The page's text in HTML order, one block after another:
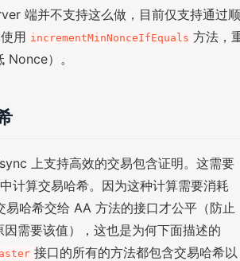
端并不支持这么做，目前仅支持通过顺
用 incrementMinNonceIfEquals 方法，
Nonce）。
上支持高效的交易包含证明。这需要
中计算交易哈希。因为这种计算需要消耗
易哈希交给 AA 方法的接口才公平（防止
需要该值），这也是为何下面描述的
接口的所有的方法都包含交易哈希以